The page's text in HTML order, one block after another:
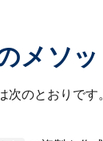
メソ
次のとおりです。